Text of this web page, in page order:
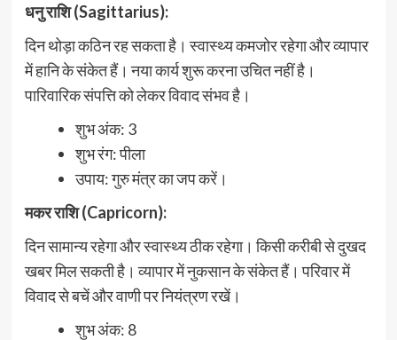
धनु राशि (Sagittarius):
दिन थोड़ा कठिन रह सकता है। स्वास्थ्य कमजोर रहेगा और व्यापार
में हानि के संकेत हैं। नया कार्य शुरू करना उचित नहीं है।
पारिवारिक संपत्ति को लेकर विवाद संभव है।
शुभ अंक: 3
शुभ रंग: पीला
उपाय: गुरु मंत्र का जप करें।
मकर राशि (Capricorn):
दिन सामान्य रहेगा और स्वास्थ्य ठीक रहेगा। किसी करीबी से दुखद
खबर मिल सकती है। व्यापार में नुकसान के संकेत हैं। परिवार में
विवाद से बचें और वाणी पर नियंत्रण रखें।
शुभ अंक: 8